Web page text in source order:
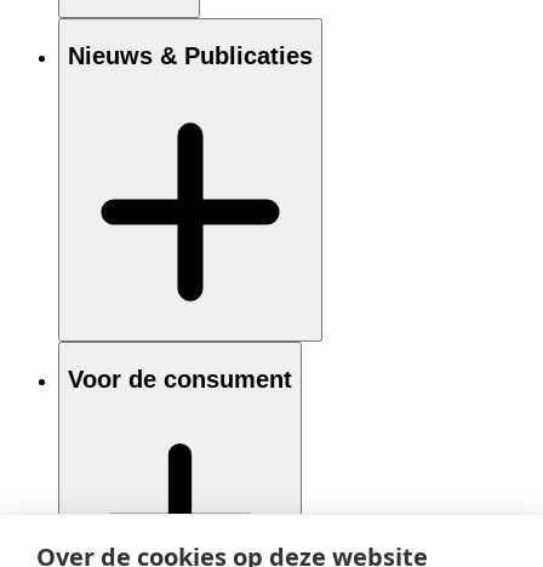
Over de cookies op deze website
Nieuws & Publicaties
Voor de consument